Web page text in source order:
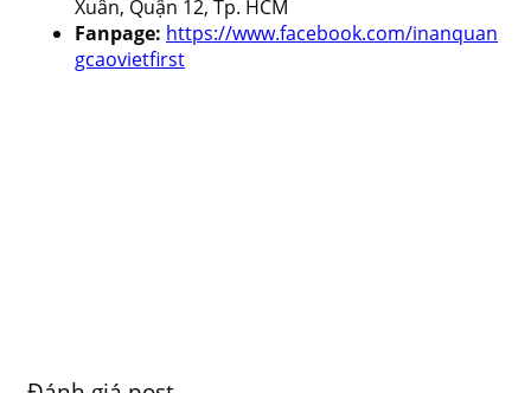
Xuân, Quận 12, Tp. HCM
Fanpage: https://www.facebook.com/inanquan
gcaovietfirst